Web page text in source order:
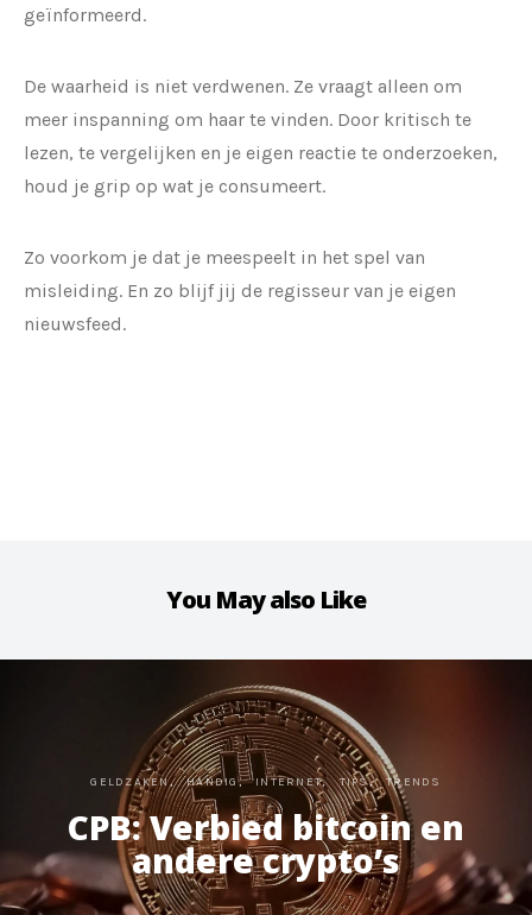
geïnformeerd.
De waarheid is niet verdwenen. Ze vraagt alleen om
meer inspanning om haar te vinden. Door kritisch te
lezen, te vergelijken en je eigen reactie te onderzoeken,
houd je grip op wat je consumeert.
Zo voorkom je dat je meespeelt in het spel van
misleiding. En zo blijf jij de regisseur van je eigen
nieuwsfeed.
You May also Like
GELDZAKEN HANDIG INTERNET TIPS TRENDS
CPB: Verbied bitcoin en
andere crypto’s